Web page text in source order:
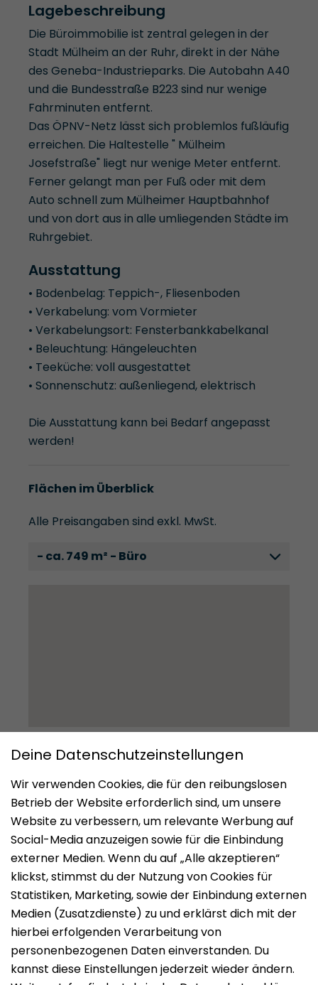
Lagebeschreibung
Die Büroimmobilie ist zentral gelegen in der
Stadt Mülheim an der Ruhr, direkt in der Nähe
des Geneba-Industrieparks. Die Autobahn A40
und die Bundesstraße B223 sind nur wenige
Fahrminuten entfernt.
Das ÖPNV-Netz lässt sich problemlos fußläufig
erreichen. Die Haltestelle " Mülheim
Josefstraße" liegt nur wenige Meter entfernt.
Ferner gelangt man per Fuß oder mit dem
Auto schnell zum Mülheimer Hauptbahnhof
und von dort aus in alle umliegenden Städte im
Ruhrgebiet.
Ausstattung
• Bodenbelag: Teppich-, Fliesenboden
• Verkabelung: vom Vormieter
• Verkabelungsort: Fensterbankkabelkanal
• Beleuchtung: Hängeleuchten
• Teeküche: voll ausgestattet
• Sonnenschutz: außenliegend, elektrisch
Die Ausstattung kann bei Bedarf angepasst
werden!
Flächen im Überblick
Alle Preisangaben sind exkl. MwSt.
- ca. 749 m² - Büro
Impressum
Datenschutz
Nutzungsbedingungen
Mieten